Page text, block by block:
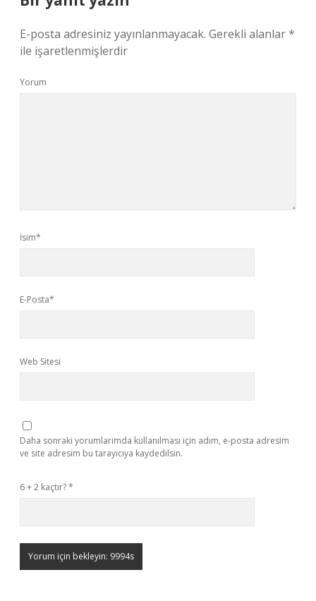
E-posta adresiniz yayınlanmayacak. Gerekli alanlar*
ile işaretlenmişlerdir
Yorum
İsim*
E-Posta*
Web Sitesi
Daha sonraki yorumlarımda kullanılması için adım, e-posta adresim
ve site adresim bu tarayıcıya kaydedilsin.
6 + 2 kaçtır?*